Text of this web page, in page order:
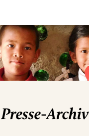
Presse-Archiv